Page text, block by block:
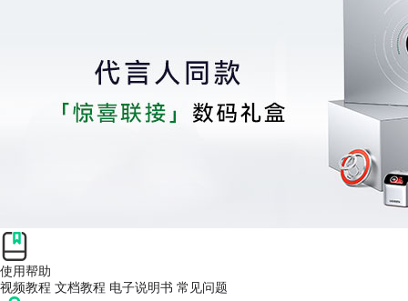
使用帮助
视频教程 文档教程 电子说明书 常见问题